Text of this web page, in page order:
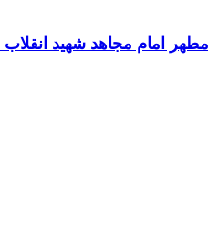
امام مجاهد شهید